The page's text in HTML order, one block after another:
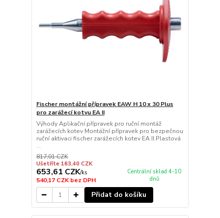
Fischer montážní přípravek EAW H 10 x 30 Plus
pro zarážecí kotvu EA II
Výhody Aplikační přípravek pro ruční montáž
zarážecích kotev Montážní přípravek pro bezpečnou
ruční aktivaci fischer zarážecích kotev EA II.Plastová
...
817,01 CZK
Ušetříte 163,40 CZK
653,61 CZK/ks
540,17 CZKbez DPH
Centrální sklad 4-10
dnů
Přidat do košíku